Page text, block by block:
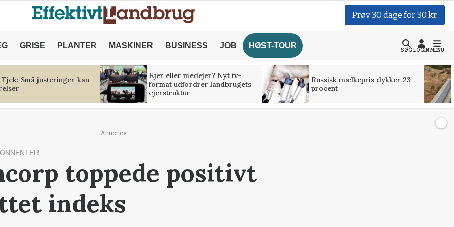
Prøv 30 dage for 30 kr.
GRISE PLANTER MASKINER BUSINESS JOB HØST-TOUR
SØGLOGINMENU
Små justeringer kan
Ejer eller medejer? Nyt tv-
format udfordrer landbrugets
ejerstruktur
Russisk mælkepris dykker 23
procent
Annonce
toppede positivt
indeks